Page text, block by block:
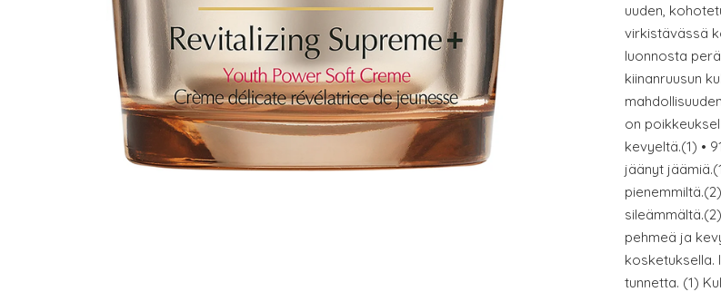
uuden,
virkistävässä
luonnosta
kiinanruusun
on
kevyeltä.(1) •
jäänyt
sileämmältä.(2)
pehmeä ja
tunnetta. (1)